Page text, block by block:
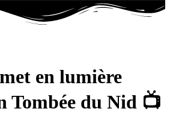
en lumière
Tombée du Nid 📺